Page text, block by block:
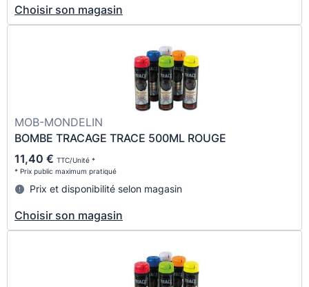
Choisir son magasin
MOB-MONDELIN
BOMBE TRACAGE TRACE 500ML ROUGE
11,40 € TTC/Unité *
* Prix public maximum pratiqué
Prix et disponibilité selon magasin
Choisir son magasin